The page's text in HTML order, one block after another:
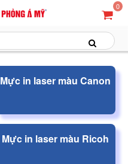
0
Mực in laser màu Canon
Mực in laser màu Ricoh